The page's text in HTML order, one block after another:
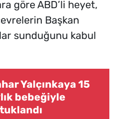
göre ABD’li heyet,
Başkan
sunduğunu kabul
Yalçınkaya 15
bebeğiyle